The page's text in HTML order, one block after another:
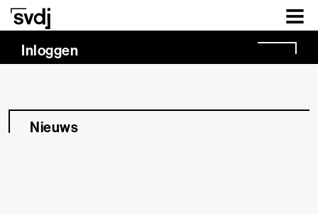
Naar hoofdinhoud
Inloggen
Nieuws